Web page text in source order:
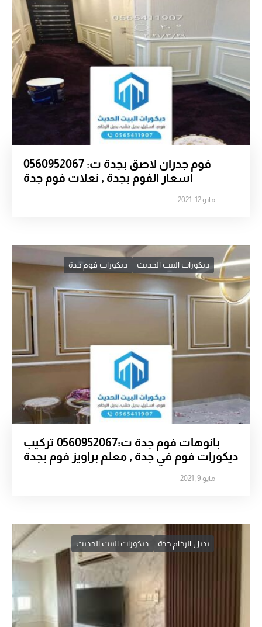
فوم جدران لاصق بجدة ت: 0560952067
اسعار الفوم بجدة , نعلات فوم جدة
مايو 12, 2021
ديكورات البيت الحديث ديكورات فوم جدة
بانوهات فوم جدة ت:0560952067 تركيب
ديكورات فوم في جدة , معلم براويز فوم بجدة
مايو 9, 2021
بديل الرخام جدة ديكورات البيت الحديث